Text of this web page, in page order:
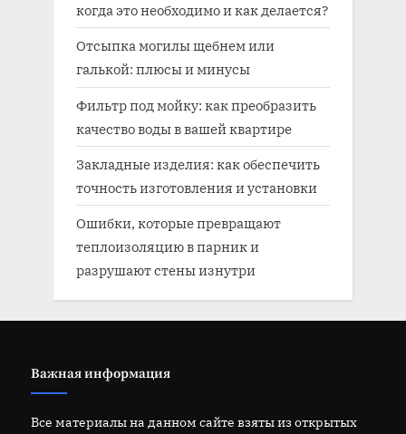
когда это необходимо и как делается?
Отсыпка могилы щебнем или
галькой: плюсы и минусы
Фильтр под мойку: как преобразить
качество воды в вашей квартире
Закладные изделия: как обеспечить
точность изготовления и установки
Ошибки, которые превращают
теплоизоляцию в парник и
разрушают стены изнутри
Важная информация
Все материалы на данном сайте взяты из открытых